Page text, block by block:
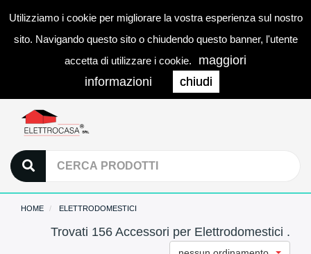
Utilizziamo i cookie per migliorare la vostra esperienza sul nostro
sito. Navigando questo sito o chiudendo questo banner, l'utente
accetta di utilizzare i cookie.
maggiori
informazioni
chiudi
0
HOME ELETTRODOMESTICI
Trovati 156 Accessori per Elettrodomestici .